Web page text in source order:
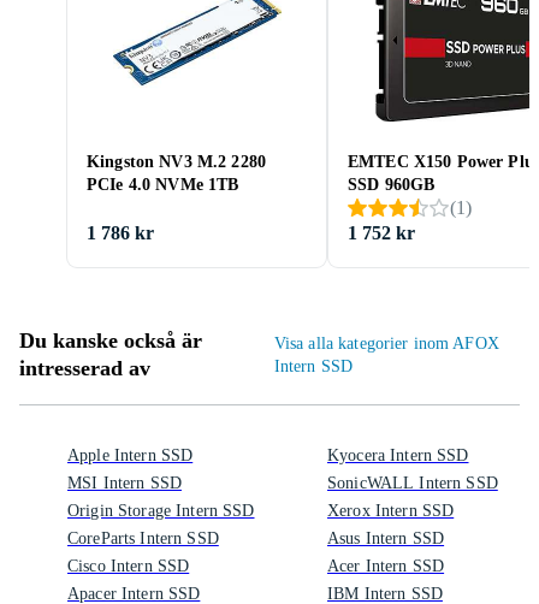
Kingston NV3 M.2 2280
PCIe 4.0 NVMe 1TB
1 786 kr
EMTEC X150 Power Plus
SSD 960GB
(1)
1 752 kr
Du kanske också är
intresserad av
Visa alla kategorier inom AFOX
Intern SSD
Apple Intern SSD
MSI Intern SSD
Origin Storage Intern SSD
CoreParts Intern SSD
Cisco Intern SSD
Apacer Intern SSD
Kyocera Intern SSD
SonicWALL Intern SSD
Xerox Intern SSD
Asus Intern SSD
Acer Intern SSD
IBM Intern SSD